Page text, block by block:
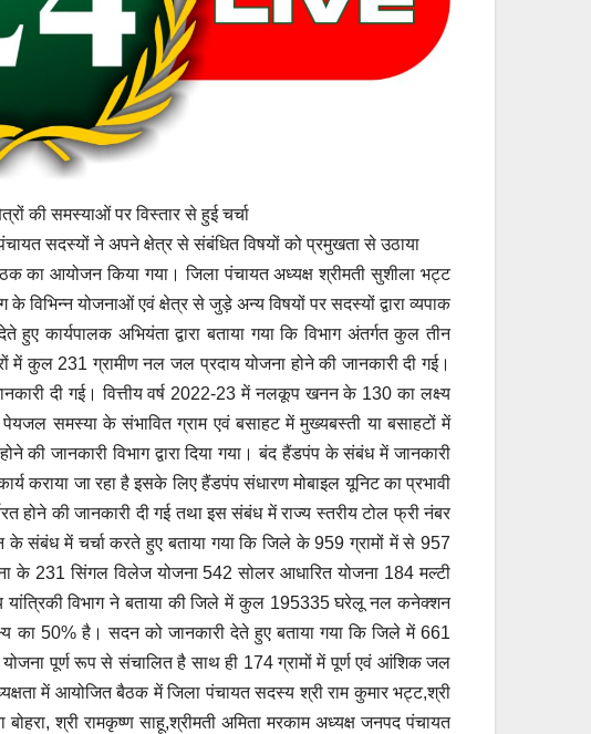
की समस्याओं पर विस्तार से हुई चर्चा
सदस्यों ने अपने क्षेत्र से संबंधित विषयों को प्रमुखता से उठाया
का आयोजन किया गया। जिला पंचायत अध्यक्ष श्रीमती सुशीला भट्ट
विभिन्न योजनाओं एवं क्षेत्र से जुड़े अन्य विषयों पर सदस्यों द्वारा व्यपाक
कार्यपालक अभियंता द्वारा बताया गया कि विभाग अंतर्गत कुल तीन
कुल 231 ग्रामीण नल जल प्रदाय योजना होने की जानकारी दी गई।
दी गई। वित्तीय वर्ष 2022-23 में नलकूप खनन के 130 का लक्ष्य
समस्या के संभावित ग्राम एवं बसाहट में मुख्यबस्ती या बसाहटों में
की जानकारी विभाग द्वारा दिया गया। बंद हैंडपंप के संबंध में जानकारी
कराया जा रहा है इसके लिए हैंडपंप संधारण मोबाइल यूनिट का प्रभावी
की जानकारी दी गई तथा इस संबंध में राज्य स्तरीय टोल फ्री नंबर
में चर्चा करते हुए बताया गया कि जिले के 959 ग्रामों में से 957
के 231 सिंगल विलेज योजना 542 सोलर आधारित योजना 184 मल्टी
यांत्रिकी विभाग ने बताया की जिले में कुल 195335 घरेलू नल कनेक्शन
का 50% है। सदन को जानकारी देते हुए बताया गया कि जिले में 661
योजना पूर्ण रूप से संचालित है साथ ही 174 ग्रामों में पूर्ण एवं आंशिक जल
में आयोजित बैठक में जिला पंचायत सदस्य श्री राम कुमार भट्ट,श्री
बोहरा, श्री रामकृष्ण साहू,श्रीमती अमिता मरकाम अध्यक्ष जनपद पंचायत